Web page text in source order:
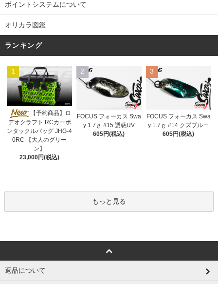
ポイントシステムについて
オリカラ図鑑
ランキング
1
【予約商品】ロ
デオクラフト RCカーボ
ンタックルバッグ JHG-4
0RC 【大人のグリー
ン】
23,000円(税込)
2
FOCUS フォーカス Swa
y 1.7ｇ #15 誘惑UV
605円(税込)
3
FOCUS フォーカス Swa
y 1.7ｇ #14 クズブルー
605円(税込)
もっと見る
返品について